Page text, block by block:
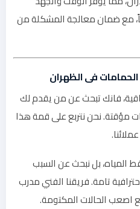
مع ضمان معالجة المشكلة من
فى الظهران
فانك تبحث عن من يقدم لك
مؤقتة. نحن نتربع على قمة هذا
المياه، بل نبحث عن السبب
تامة. فريقنا الفني مدرب
اصعب الحالات المكتومة.